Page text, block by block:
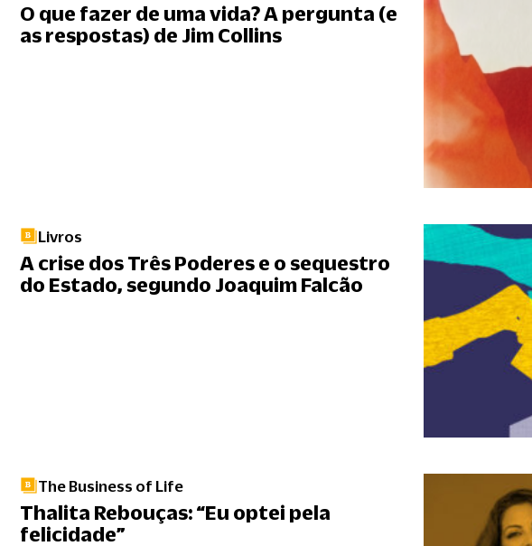
O que fazer de uma vida? A pergunta (e
as respostas) de Jim Collins
Livros
A crise dos Três Poderes e o sequestro
do Estado, segundo Joaquim Falcão
The Business of Life
Thalita Rebouças: “Eu optei pela
felicidade”